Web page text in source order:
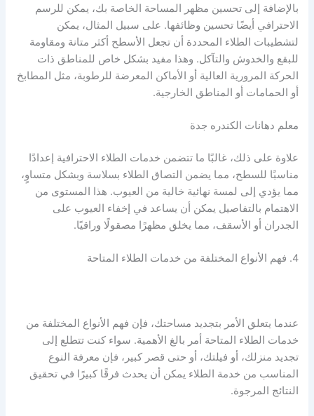
بالإضافة إلى تحسين مظهر المساحة الخاصة بك، يمكن للرسم
الاحترافي أيضًا تحسين وظائفها. على سبيل المثال، يمكن
لتشطيبات الطلاء المحددة أن تجعل الأسطح أكثر متانة ومقاومة
للبقع والخدوش والتآكل. وهذا مفيد بشكل خاص للمناطق ذات
الحركة المرورية العالية أو الأماكن المعرضة للرطوبة، مثل المطابخ
أو الحمامات أو المناطق الخارجية.
معلم دهانات الكندره جدة
علاوة على ذلك، غالبًا ما تتضمن خدمات الطلاء الاحترافية إعدادًا
مناسبًا للسطح، مما يضمن التصاق الطلاء بسلاسة وبشكل متساوٍ،
مما يؤدي إلى لمسة نهائية خالية من العيوب. هذا المستوى من
الاهتمام بالتفاصيل يمكن أن يساعد في إخفاء العيوب على
الجدران أو الأسقف، مما يخلق مظهرًا مصقولًا وراقيًا.
4. فهم الأنواع المختلفة من خدمات الطلاء المتاحة
عندما يتعلق الأمر بتجديد مساحتك، فإن فهم الأنواع المختلفة من
خدمات الطلاء المتاحة أمر بالغ الأهمية. سواء كنت تتطلع إلى
تجديد منزلك، أو فيلتك، أو حتى قصر كبير، فإن معرفة النوع
المناسب من خدمة الطلاء يمكن أن يحدث فرقًا كبيرًا في تحقيق
النتائج المرجوة.